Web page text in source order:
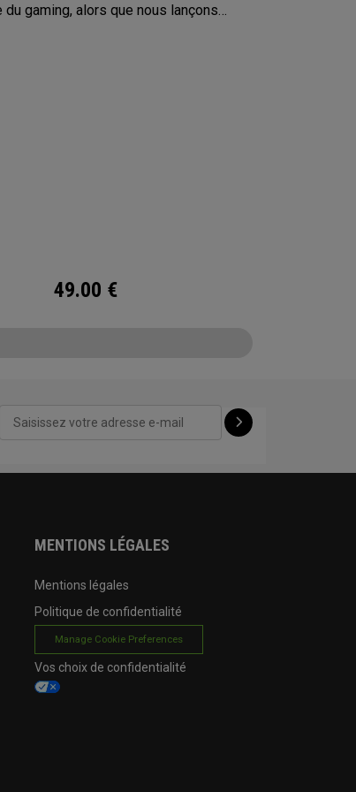
gaming, alors que nous lançons
le coup d’envoi des Jeux 2026 !
49.00 €
MENTIONS LÉGALES
Mentions légales
Politique de confidentialité
Manage Cookie Preferences
Vos choix de confidentialité